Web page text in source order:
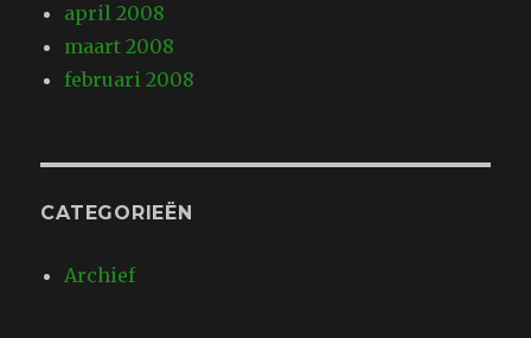
april 2008
maart 2008
februari 2008
CATEGORIEËN
Archief